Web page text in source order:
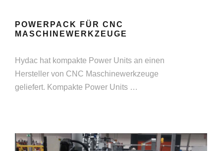
POWERPACK FÜR CNC
MASCHINEWERKZEUGE
Hydac hat kompakte Power Units an einen
Hersteller von CNC Maschinewerkzeuge
geliefert. Kompakte Power Units …